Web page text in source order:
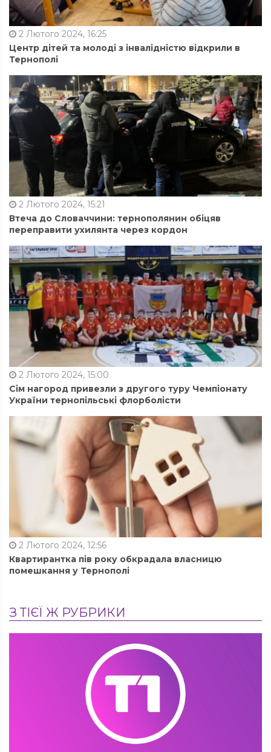
2 Лютого 2024, 16:25
Центр дітей та молоді з інвалідністю відкрили в
Тернополі
2 Лютого 2024, 15:21
Втеча до Словаччини: тернополянин обіцяв
переправити ухилянта через кордон
2 Лютого 2024, 15:00
Сім нагород привезли з другого туру Чемпіонату
України тернопільські флорболісти
2 Лютого 2024, 12:56
Квартирантка пів року обкрадала власницю
помешкання у Тернополі
З ТІЄЇ Ж РУБРИКИ